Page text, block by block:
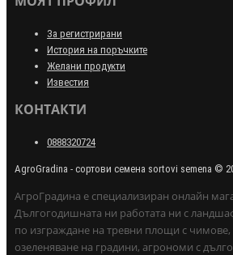
За регистрирани
История на поръчките
Желани продукти
Известия
КОНТАКТИ
0888320724
AgroGradina - сортови семена sortovi semena ©
АгроГрадина е специализиран онлайн
Дългогодишната ни работата ни с
по изграждане на тревни площи с чимове,
озеленяване на градини, агрономи с